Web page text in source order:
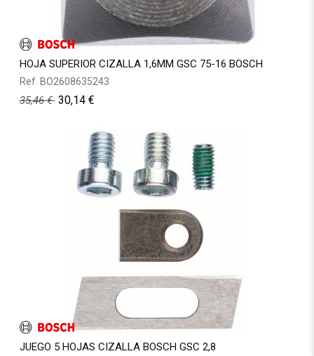
HOJA SUPERIOR CIZALLA 1,6MM GSC 75-16 BOSCH
Ref. BO2608635243
35,46€ 30,14€
JUEGO 5 HOJAS CIZALLA BOSCH GSC 2,8